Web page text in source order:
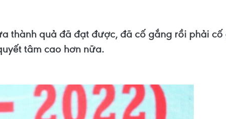
thành quả đã đạt được, đã cố gắng rồi phải
tâm cao hơn nữa.